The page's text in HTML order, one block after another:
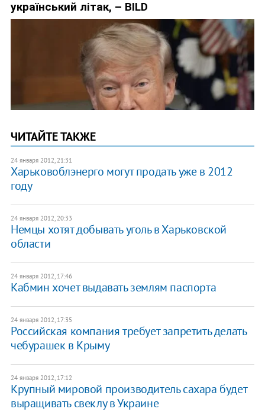
ЧИТАЙТЕ ТАКЖЕ
24 января 2012, 21:31
Харьковоблэнерго могут продать уже в 2012
году
24 января 2012, 20:33
Немцы хотят добывать уголь в Харьковской
области
24 января 2012, 17:46
Кабмин хочет выдавать землям паспорта
24 января 2012, 17:35
Российская компания требует запретить делать
чебурашек в Крыму
24 января 2012, 17:12
Крупный мировой производитель сахара будет
выращивать свеклу в Украине